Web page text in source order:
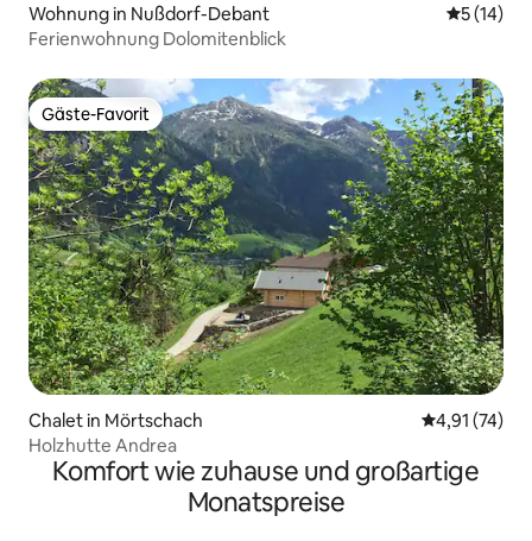
Wohnung in Nußdorf-Debant
5 (14)
Ferienwohnung Dolomitenblick
Gäste-Favorit
Gäste-Favorit
Chalet in Mörtschach
4,91 (74)
Holzhutte Andrea
Komfort wie zuhause und großartige
Monatspreise